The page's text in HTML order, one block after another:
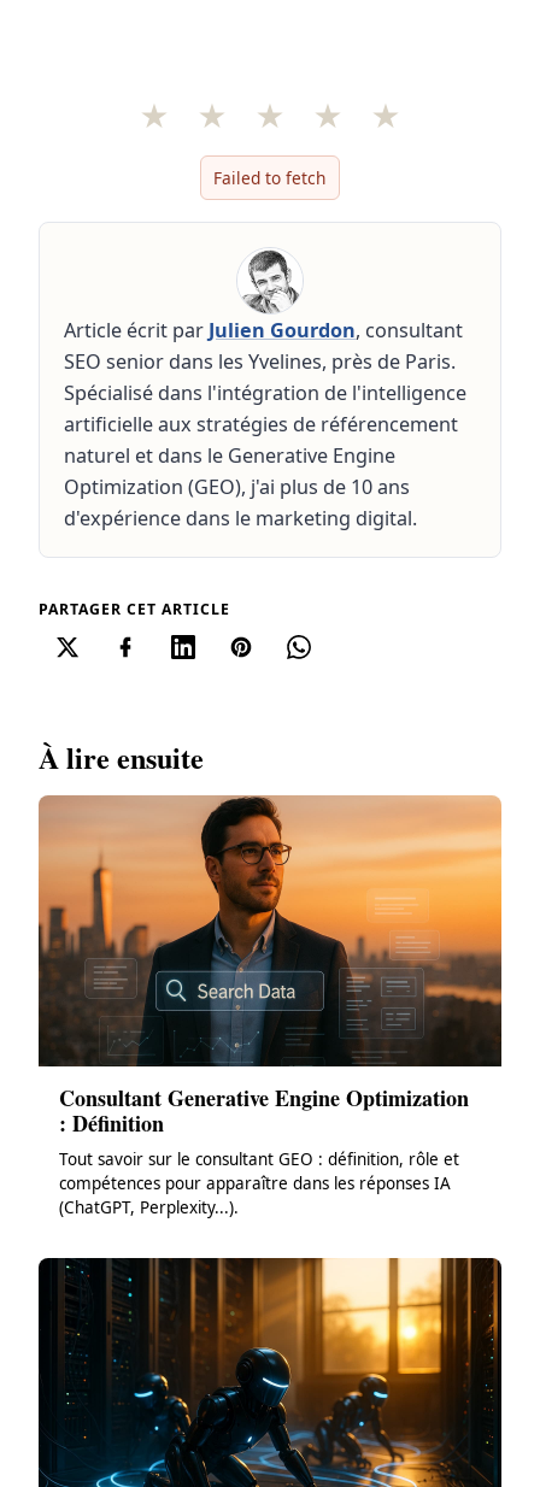
★ ★ ★ ★ ★
Failed to fetch
Article écrit parJulien Gourdon, consultant
SEO senior dans les Yvelines, près de Paris.
Spécialisé dans l'intégration de l'intelligence
artificielle aux stratégies de référencement
naturel et dans le Generative Engine
Optimization (GEO), j'ai plus de 10 ans
d'expérience dans le marketing digital.
PARTAGER CET ARTICLE
À lire ensuite
Consultant Generative Engine Optimization
: Définition
Tout savoir sur le consultant GEO : définition, rôle et
compétences pour apparaître dans les réponses IA
(ChatGPT, Perplexity...).